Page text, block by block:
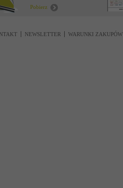
Pobierz
NEWSLETTER WARUNKI ZAKUPÓW